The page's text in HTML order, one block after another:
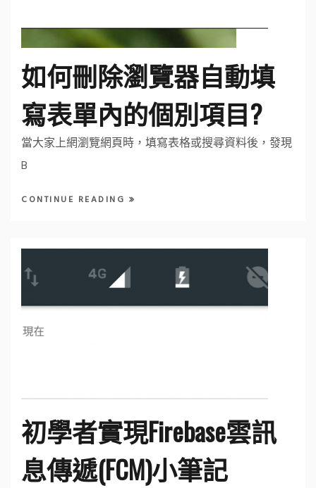
如何刪除瀏覽器自動填
寫表單內的個別項目?
當大家上網瀏覽網頁時，填寫表格或搜尋資料後，發現
B
CONTINUE READING
初學者實現Firebase雲訊
息傳遞(FCM)小筆記